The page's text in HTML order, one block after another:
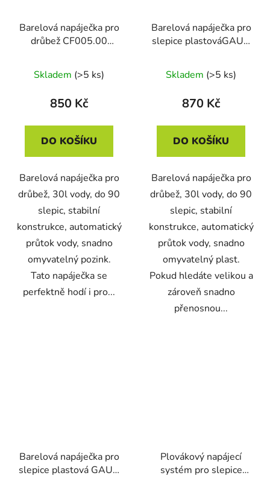
Barelová napáječka pro
drůbež CF005.00
l, zinkovaná
Skladem (>5 ks)
850 Kč
DO KOŠÍKU
Barelová napáječka pro
drůbež, 30l vody, do 90
slepic, stabilní
konstrukce, automatický
průtok vody, snadno
omyvatelný pozink.
Tato napáječka se
perfektně hodí i pro...
Barelová napáječka pro
slepice plastováGAUN
Skladem (>5 ks)
870 Kč
DO KOŠÍKU
Barelová napáječka pro
drůbež, 30l vody, do 90
slepic, stabilní
konstrukce, automatický
průtok vody, snadno
omyvatelný plast.
Pokud hledáte velikou a
zároveň snadno
přenosnou...
Barelová napáječka pro
slepice plastová GAUN
Plovákový napájecí
systém pro slepice